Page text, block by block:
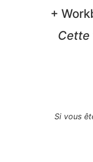
+
Cette
Si vous